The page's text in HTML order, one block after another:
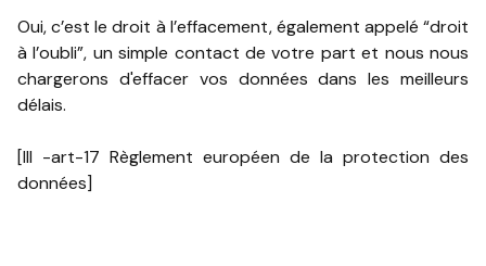
Oui, c’est le droit à l’effacement, également appelé “droit
à l’oubli”, un simple contact de votre part et nous nous
chargerons d'effacer vos données dans les meilleurs
délais.
[III -art-17 Règlement européen de la protection des
données]